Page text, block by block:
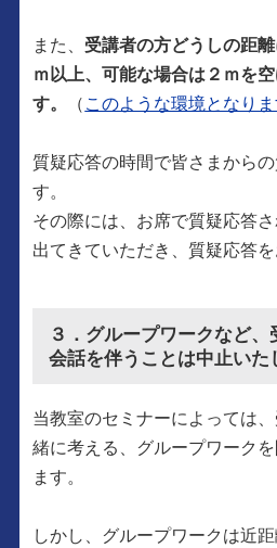
また、 受講者の方どうしの距
ｍ以上、可能な場合は２ｍを
す。
（ このような環境となり
質疑応答の時間で皆さまから
す。
その際には、お席で質疑応答
出てきていただき、質疑応答を
３．グループワークなど
会話を伴うことは中止いた
当教室のセミナーによっては
緒に考える、グループワーク
ます。
しかし、グループワークは近